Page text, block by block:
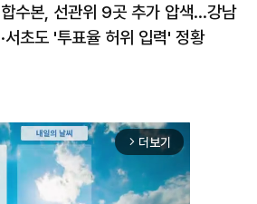
합수본, 선관위 9곳 추가 압색…강남
·서초도 '투표율 허위 입력' 정황
arrow_forward_ios 더보기